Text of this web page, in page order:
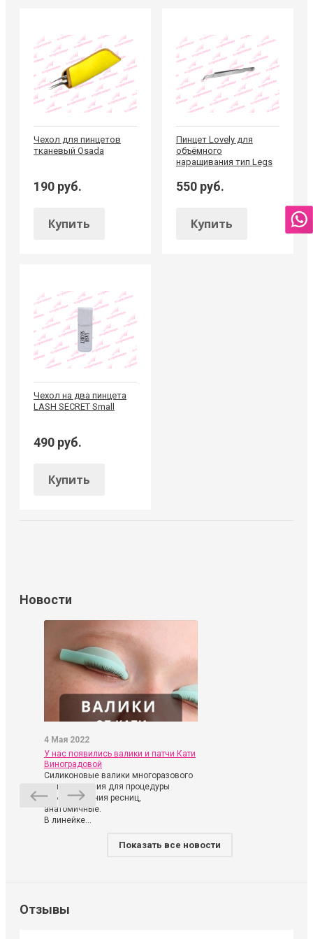
Чехол для пинцетов
тканевый Osada
190 руб.
Купить
Пинцет Lovely для
объёмного
наращивания тип Legs
550 руб.
Купить
Чехол на два пинцета
LASH SECRET Small
490 руб.
Купить
Новости
4 Мая 2022
У нас появились валики и патчи Кати
Виноградовой
Силиконовые валики многоразового
использования для процедуры
ламинирования ресниц,
анатомичные.
В линейке...
Показать все новости
Отзывы